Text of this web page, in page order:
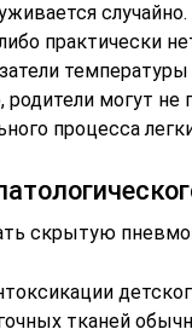
случайно.
практически
температуры
родители могут не
процесса
скрытую
тканей